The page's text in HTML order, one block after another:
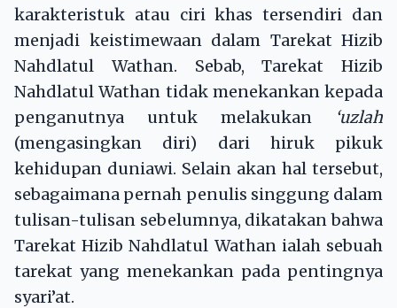
karakteristuk atau ciri khas tersendiri dan
menjadi keistimewaan dalam Tarekat Hizib
Nahdlatul Wathan. Sebab, Tarekat Hizib
Nahdlatul Wathan tidak menekankan kepada
penganutnya untuk melakukan
‘uzlah
(mengasingkan diri) dari hiruk pikuk
kehidupan duniawi. Selain akan hal tersebut,
sebagaimana pernah penulis singgung dalam
tulisan-tulisan sebelumnya, dikatakan bahwa
Tarekat Hizib Nahdlatul Wathan ialah sebuah
tarekat yang menekankan pada pentingnya
syari’at.